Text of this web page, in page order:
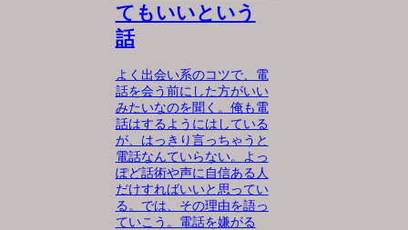
てもいいという
話
よく出会い系のコツで、電
話を会う前にした方がいい
みたいなのを聞く。俺も電
話はするようにはしている
が、はっきり言っちゃうと
電話なんていらない。よっ
ぽど話術や声に自信ある人
だけすればいいと思ってい
る。では、その理由を語っ
ていこう。電話を嫌がる